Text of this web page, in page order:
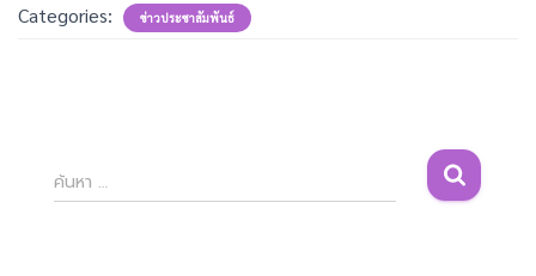
Categories: ข่าวประชาสัมพันธ์
ค้
น
ค้นหา …